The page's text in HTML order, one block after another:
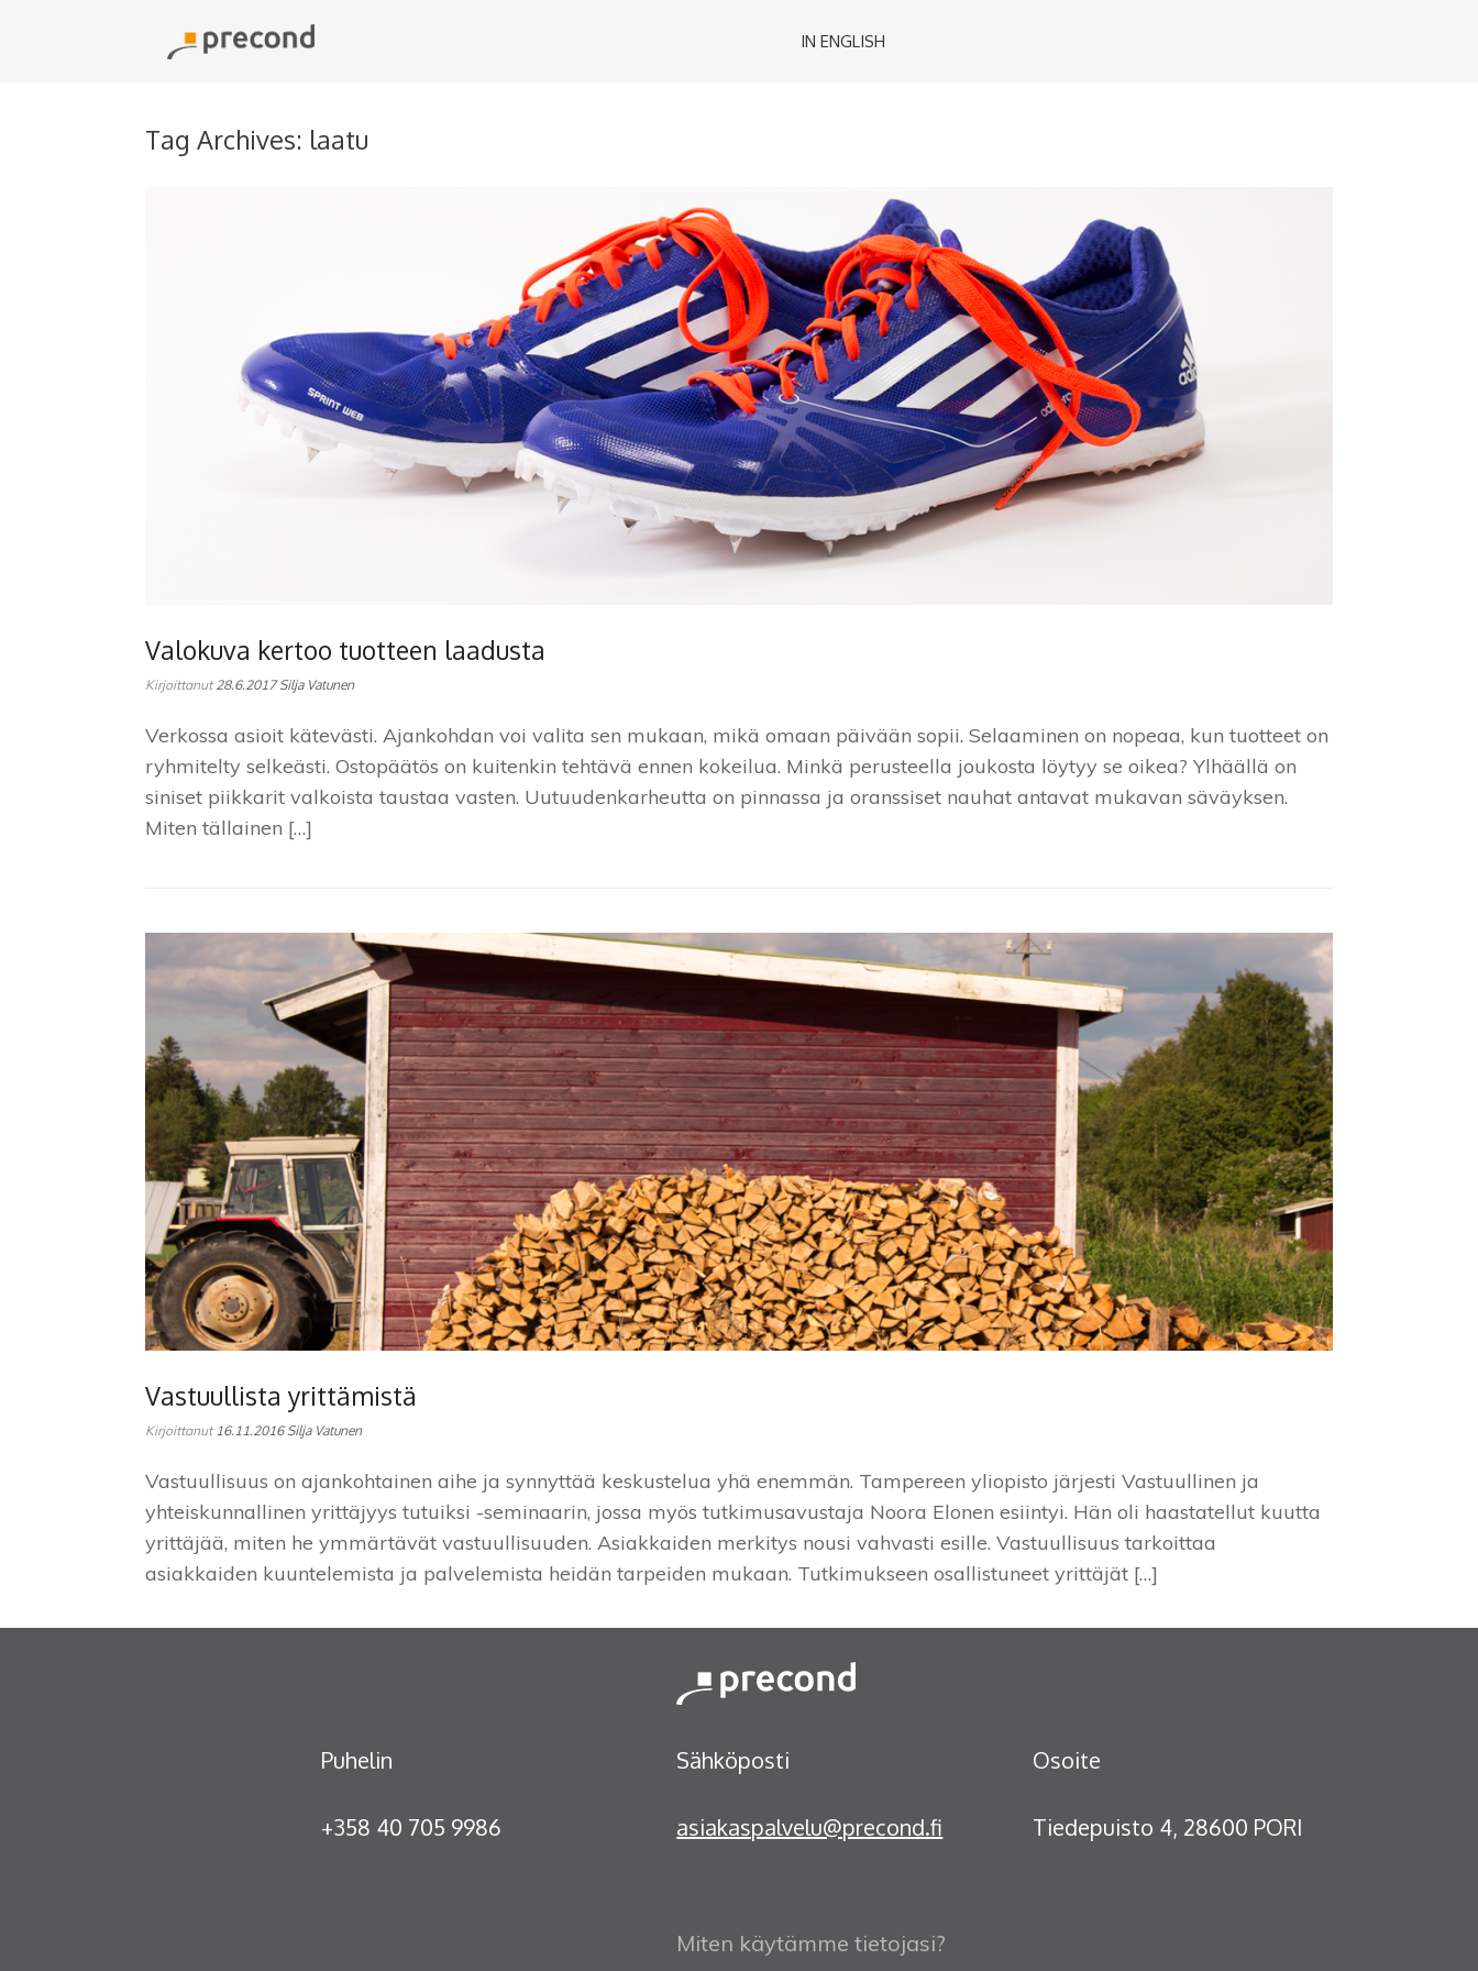
IN ENGLISH
Tag Archives: laatu
Valokuva kertoo tuotteen laadusta
Kirjoittanut28.6.2017 Silja Vatunen
Verkossa asioit kätevästi. Ajankohdan voi valita sen mukaan, mikä omaan päivään sopii. Selaaminen on nopeaa, kun tuotteet on
ryhmitelty selkeästi. Ostopäätös on kuitenkin tehtävä ennen kokeilua. Minkä perusteella joukosta löytyy se oikea? Ylhäällä on
siniset piikkarit valkoista taustaa vasten. Uutuudenkarheutta on pinnassa ja oranssiset nauhat antavat mukavan säväyksen.
Miten tällainen […]
Vastuullista yrittämistä
Kirjoittanut16.11.2016 Silja Vatunen
Vastuullisuus on ajankohtainen aihe ja synnyttää keskustelua yhä enemmän. Tampereen yliopisto järjesti Vastuullinen ja
yhteiskunnallinen yrittäjyys tutuiksi -seminaarin, jossa myös tutkimusavustaja Noora Elonen esiintyi. Hän oli haastatellut kuutta
yrittäjää, miten he ymmärtävät vastuullisuuden. Asiakkaiden merkitys nousi vahvasti esille. Vastuullisuus tarkoittaa
asiakkaiden kuuntelemista ja palvelemista heidän tarpeiden mukaan. Tutkimukseen osallistuneet yrittäjät […]
Puhelin
+358 40 705 9986
Sähköposti
asiakaspalvelu@precond.fi
Osoite
Tiedepuisto 4, 28600 PORI
Miten käytämme tietojasi?